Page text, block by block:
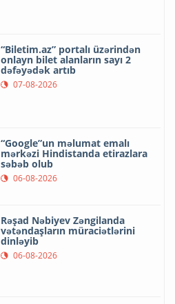
“Biletim.az” portalı üzərindən
onlayn bilet alanların sayı 2
dəfəyədək artıb
07-08-2026
“Google”un məlumat emalı
mərkəzi Hindistanda etirazlara
səbəb olub
06-08-2026
Rəşad Nəbiyev Zəngilanda
vətəndaşların müraciətlərini
dinləyib
06-08-2026